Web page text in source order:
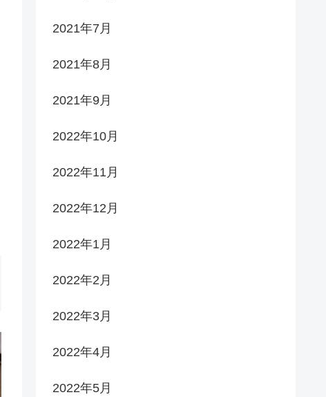
2021年7月
2021年8月
2021年9月
2022年10月
2022年11月
2022年12月
2022年1月
2022年2月
2022年3月
2022年4月
2022年5月